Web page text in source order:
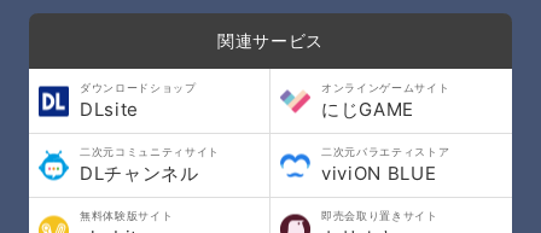
関連サービス
ダウンロードショップ
DLsite
オンラインゲームサイト
にじGAME
二次元コミュニティサイト
DLチャンネル
二次元バラエティストア
viviON BLUE
無料体験版サイト 即売会取り置きサイト